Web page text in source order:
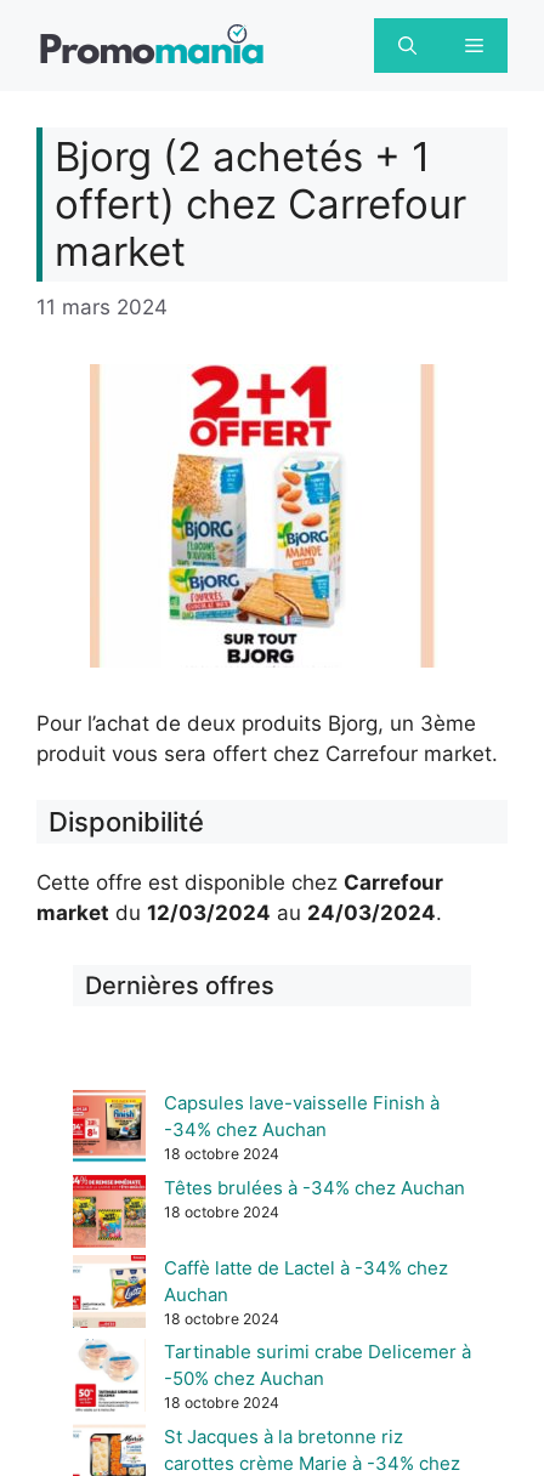
Menu
Bjorg (2 achetés + 1
offert) chez Carrefour
market
11 mars 2024
Pour l’achat de deux produits Bjorg, un 3ème
produit vous sera offert chez Carrefour market.
Disponibilité
Cette offre est disponible chez Carrefour
market du 12/03/2024 au 24/03/2024.
Dernières offres
Capsules lave-vaisselle Finish à
-34% chez Auchan
18 octobre 2024
Têtes brulées à -34% chez Auchan
18 octobre 2024
Caffè latte de Lactel à -34% chez
Auchan
18 octobre 2024
Tartinable surimi crabe Delicemer à
-50% chez Auchan
18 octobre 2024
St Jacques à la bretonne riz
carottes crème Marie à -34% chez